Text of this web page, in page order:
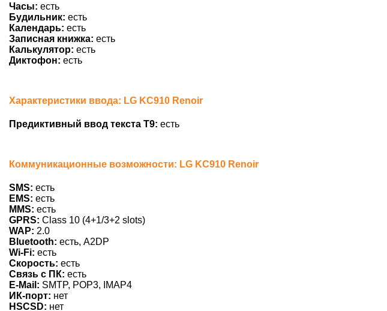
Часы: есть
Будильник: есть
Календарь: есть
Записная книжка: есть
Калькулятор: есть
Диктофон: есть
Характеристики ввода: LG KC910 Renoir
Предиктивный ввод текста Т9: есть
Коммуникационные возможности: LG KC910 Renoir
SMS: есть
EMS: есть
MMS: есть
GPRS: Class 10 (4+1/3+2 slots)
WAP: 2.0
Bluetooth: есть, A2DP
Wi-Fi: есть
Скорость: есть
Связь с ПК: есть
E-Mail: SMTP, POP3, IMAP4
ИК-порт: нет
HSCSD: нет